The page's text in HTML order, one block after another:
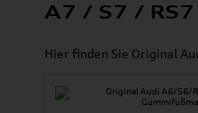
A7 / S7 / RS7
Hier finden Sie Original